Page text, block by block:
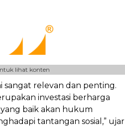
lihat konten
sangat relevan dan penting.
investasi berharga
baik akan hukum
tantangan sosial,” ujar